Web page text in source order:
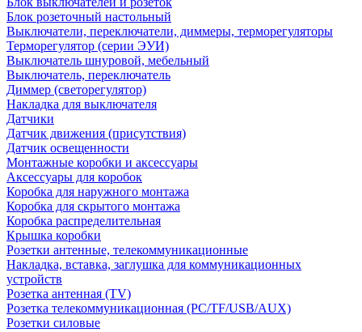
Блок розеточный настольный
Выключатели, переключатели, диммеры, терморегуляторы
Терморегулятор (серии ЭУИ)
Выключатель шнуровой, мебельный
Выключатель, переключатель
Диммер (светорегулятор)
Накладка для выключателя
Датчики
Датчик движения (присутствия)
Датчик освещенности
Монтажные коробки и аксессуары
Аксессуары для коробок
Коробка для наружного монтажа
Коробка для скрытого монтажа
Коробка распределительная
Крышка коробки
Розетки антенные, телекоммуникационные
Накладка, вставка, заглушка для коммуникационных
устройств
Розетка антенная (TV)
Розетка телекоммуникационная (PC/TF/USB/AUX)
Розетки силовые